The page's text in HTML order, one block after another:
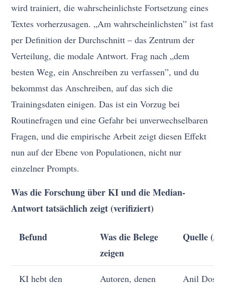
wird trainiert, die wahrscheinlichste Fortsetzung eines
Textes vorherzusagen. „Am wahrscheinlichsten” ist fast
per Definition der Durchschnitt – das Zentrum der
Verteilung, die modale Antwort. Frag nach „dem
besten Weg, ein Anschreiben zu verfassen”, und du
bekommst das Anschreiben, auf das sich die
Trainingsdaten einigen. Das ist ein Vorzug bei
Routinefragen und eine Gefahr bei unverwechselbaren
Fragen, und die empirische Arbeit zeigt diesen Effekt
nun auf der Ebene von Populationen, nicht nur
einzelner Prompts.
Was die Forschung über KI und die Median-
Antwort tatsächlich zeigt (verifiziert)
Befund
Was die Belege
zeigen
Quelle
KI hebt den
Autoren, denen
Anil